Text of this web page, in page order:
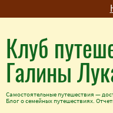
Клуб
Галины
Самостоятельные путешествия —
Блог о семейных путешествиях.